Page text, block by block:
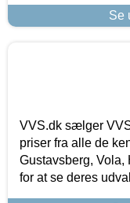
Se
VVS.dk sælger
priser fra alle de
Gustavsberg, Vola,
for at se deres